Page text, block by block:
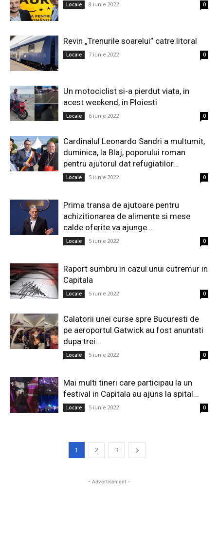
Locale 8 iunie 2022 0
Revin „Trenurile soarelui” catre litoral
Locale 7 iunie 2022 0
Un motociclist si-a pierdut viata, in
acest weekend, in Ploiesti
Locale 6 iunie 2022 0
Cardinalul Leonardo Sandri a multumit,
duminica, la Blaj, poporului roman
pentru ajutorul dat refugiatilor...
Locale 5 iunie 2022 0
Prima transa de ajutoare pentru
achizitionarea de alimente si mese
calde oferite va ajunge...
Locale 5 iunie 2022 0
Raport sumbru in cazul unui cutremur in
Capitala
Locale 5 iunie 2022 0
Calatorii unei curse spre Bucuresti de
pe aeroportul Gatwick au fost anuntati
dupa trei...
Locale 5 iunie 2022 0
Mai multi tineri care participau la un
festival in Capitala au ajuns la spital...
Locale 5 iunie 2022 0
1 2 3
- Advertisement -